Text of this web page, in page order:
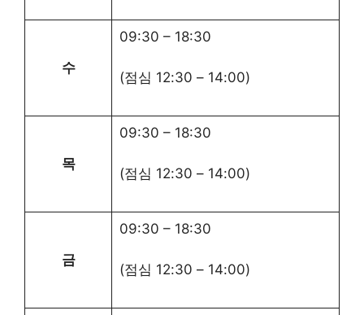
수
09:30 – 18:30
(점심 12:30 – 14:00)
목
09:30 – 18:30
(점심 12:30 – 14:00)
금
09:30 – 18:30
(점심 12:30 – 14:00)